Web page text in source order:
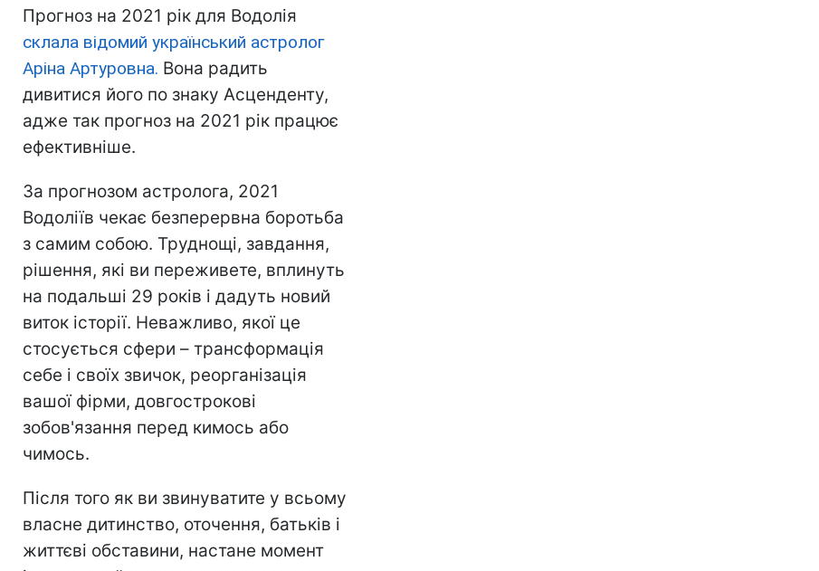
Прогноз на 2021 рік для Водолія
склала відомий український астролог
Аріна Артуровна. Вона радить
дивитися його по знаку Асценденту,
адже так прогноз на 2021 рік працює
ефективніше.
За прогнозом астролога, 2021
Водоліїв чекає безперервна боротьба
з самим собою. Труднощі, завдання,
рішення, які ви переживете, вплинуть
на подальші 29 років і дадуть новий
виток історії. Неважливо, якої це
стосується сфери – трансформація
себе і своїх звичок, реорганізація
вашої фірми, довгострокові
зобов'язання перед кимось або
чимось.
Після того як ви звинуватите у всьому
власне дитинство, оточення, батьків і
життєві обставини, настане момент